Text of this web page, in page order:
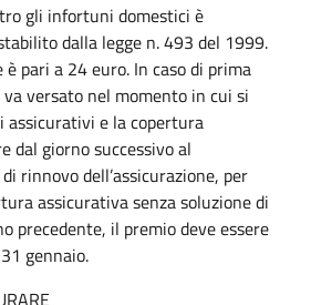
gli infortuni domestici è
dalla legge n. 493 del 1999.
pari a 24 euro. In caso di prima
versato nel momento in cui si
e la copertura
dal giorno successivo al
rinnovo dell’assicurazione, per
assicurativa senza soluzione di
precedente, il premio deve essere
gennaio.